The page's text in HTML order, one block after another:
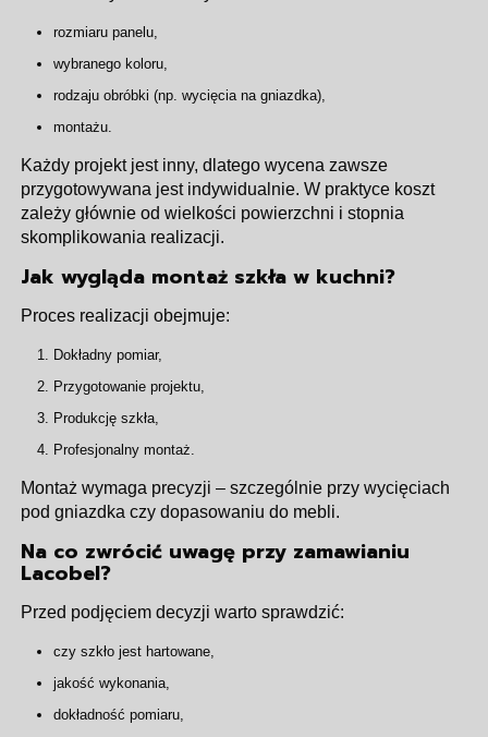
rozmiaru panelu,
wybranego koloru,
rodzaju obróbki (np. wycięcia na gniazdka),
montażu.
Każdy projekt jest inny, dlatego wycena zawsze
przygotowywana jest indywidualnie. W praktyce koszt
zależy głównie od wielkości powierzchni i stopnia
skomplikowania realizacji.
Jak wygląda montaż szkła w kuchni?
Proces realizacji obejmuje:
Dokładny pomiar,
Przygotowanie projektu,
Produkcję szkła,
Profesjonalny montaż.
Montaż wymaga precyzji – szczególnie przy wycięciach
pod gniazdka czy dopasowaniu do mebli.
Na co zwrócić uwagę przy zamawianiu
Lacobel?
Przed podjęciem decyzji warto sprawdzić:
czy szkło jest hartowane,
jakość wykonania,
dokładność pomiaru,